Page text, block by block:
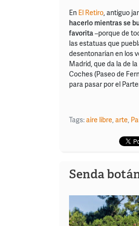
En El Retiro, antiguo
hacerlo mientras se
favorita–porque de
las estatuas que
desentonarían en los
Madrid, que da la de
Coches (Paseo de
para pasar por el
Tags:aire libre,arte,
Senda